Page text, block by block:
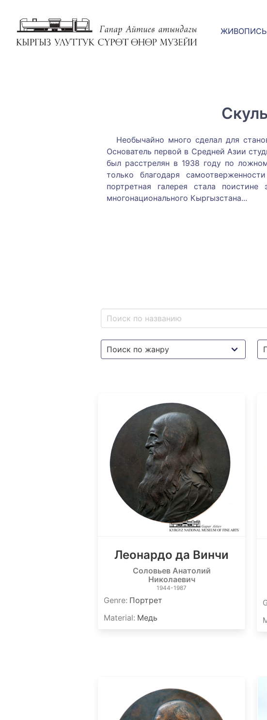
ЖИВОПИСЬ
Необычайно много сделал для
Основатель первой в Средней Азии
был расстрелян в 1938 году по
только благодаря
портретная галерея стала
многонационального Кыргызстана...
Леонардо да Винчи
Соловьев Анатолий
Николаевич
1944-1987
Genre: Портрет
Material: Медь